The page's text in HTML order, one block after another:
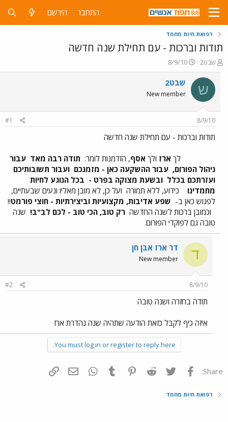
התחבר הירשם
רפואת חיות מחמד
תודות וברכות - עם תחילת שנה חדשה
פ
ו
ת
ח
ה
ו
ש
א
שבט2
פ
ו
ר
ם
ר
8/9/10
ש שבט2
New member
8/9/10
#1
תודות וברכות - עם תחילת שנה חדשה
לך ארז ולך אסף, הזדמנות לומר: תודה רבה מאד עבור
ניהול הפורום, עבור ההשקעה כאן - מזמנכם ועבור תשובותיכם
ועזרתכם בכלל ובשעת מצוקה בפרט - בכל הנוגע לחיות
מחמדינו
כידוע, ללא תמורה ועל כן, לא מובן מאליו ונעים שבעתיים,
לפגוש כאן ב- שפע אדיבות, מקצועיות וביצירתיות - חוצי פורמט!!
וכמובן ברכות לשנה החדשה רק טוב, הכי טוב - לכם לב"ב! שנה
טובה גם לפוקדי הפורום.
ד דר ארז אבן חן
New member
8/9/10
#2
תודה בחזרה ושנה טובה
איזה כיף לקבל כזאת הודעה שתהיה שנה נהדרת ארז
You must log in or register to reply here.
Share: פייסבוק Twitter
Reddit
Pinterest
Tumblr
WhatsAppדואר אלקטרוני
רפואת חיות מחמד